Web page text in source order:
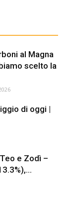
al Magna
scelto la
di oggi |
e Zodì –